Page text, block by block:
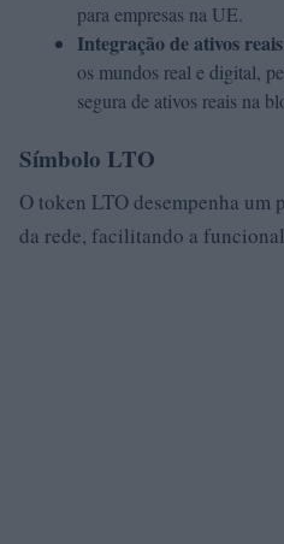
para empresas na UE.
Integração de ativos reais
os mundos real e digital,
segura de ativos reais na
Símbolo LTO
O token LTO desempenha um
da rede, facilitando a